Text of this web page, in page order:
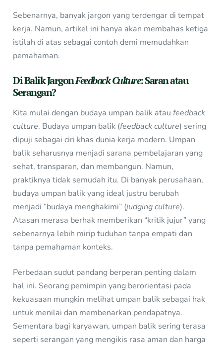
Sebenarnya, banyak jargon yang terdengar di tempat
kerja. Namun, artikel ini hanya akan membahas ketiga
istilah di atas sebagai contoh demi memudahkan
pemahaman.
Di Balik JargonFeedback Culture: Saran atau
Serangan?
Kita mulai dengan budaya umpan balik ataufeedback
culture. Budaya umpan balik (feedbackculture) sering
dipuji sebagai ciri khas dunia kerja modern. Umpan
balik seharusnya menjadi sarana pembelajaran yang
sehat, transparan, dan membangun. Namun,
praktiknya tidak semudah itu. Di banyak perusahaan,
budaya umpan balik yang ideal justru berubah
menjadi “budaya menghakimi” (judging culture).
Atasan merasa berhak memberikan “kritik jujur” yang
sebenarnya lebih mirip tuduhan tanpa empati dan
tanpa pemahaman konteks.
Perbedaan sudut pandang berperan penting dalam
hal ini. Seorang pemimpin yang berorientasi pada
kekuasaan mungkin melihat umpan balik sebagai hak
untuk menilai dan membenarkan pendapatnya.
Sementara bagi karyawan, umpan balik sering terasa
seperti serangan yang mengikis rasa aman dan harga